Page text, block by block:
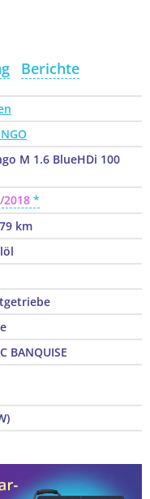
Berichte
M 1.6 BlueHDi 100
2018
km
BANQUISE